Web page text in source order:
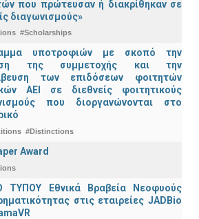
που πρώτευσαν ή διακρίθηκαν σε
διαγωνισμούς»
#Scholarships
υποτροφιών με σκοπό την
της συμμετοχής και την
των επιδόσεων φοιτητών
ΑΕΙ σε διεθνείς φοιτητικούς
που διοργανώνονται στο
#Distinctions
Award
ΤΥΠΟΥ Εθνικά Βραβεία Νεοφυούς
στις εταιρείες JADBio